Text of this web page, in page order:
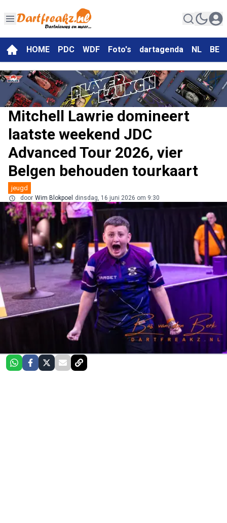
HOME PDC WDF Foto's dartagenda NL BE
Mitchell Lawrie domineert
laatste weekend JDC
Advanced Tour 2026, vier
Belgen behouden tourkaart
jeugd
door Wim Blokpoel dinsdag, 16 juni 2026 om 9:30